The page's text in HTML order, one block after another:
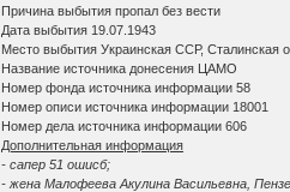
Причина выбытия пропал без вести
Дата выбытия 19.07.1943
Место выбытия Украинская ССР, Сталинская
Название источника донесения ЦАМО
Номер фонда источника информации 58
Номер описи источника информации 18001
Номер дела источника информации 606
Дополнительная информация
- сапер 51 ошисб;
- жена Малофеева Акулина Васильевна,